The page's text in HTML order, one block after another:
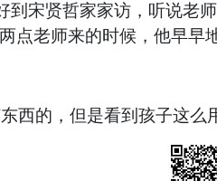
到宋贤哲家家访，听说老
点老师来的时候，他早早
西的，但是看到孩子这